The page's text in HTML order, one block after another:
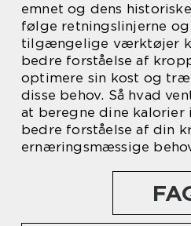
emnet og dens
følge retningslinjerne
tilgængelige værktøjer
bedre forståelse af
optimere sin kost og
disse behov. Så hvad
at beregne dine kalorier
bedre forståelse af din
ernæringsmæssige